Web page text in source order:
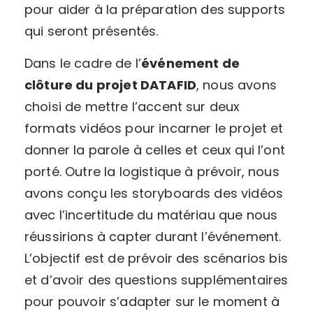
pour aider à la préparation des supports
qui seront présentés.
Dans le cadre de l’événement de
clôture du projet DATAFID, nous avons
choisi de mettre l’accent sur deux
formats vidéos pour incarner le projet et
donner la parole à celles et ceux qui l’ont
porté. Outre la logistique à prévoir, nous
avons conçu les storyboards des vidéos
avec l’incertitude du matériau que nous
réussirions à capter durant l’événement.
L’objectif est de prévoir des scénarios bis
et d’avoir des questions supplémentaires
pour pouvoir s’adapter sur le moment à